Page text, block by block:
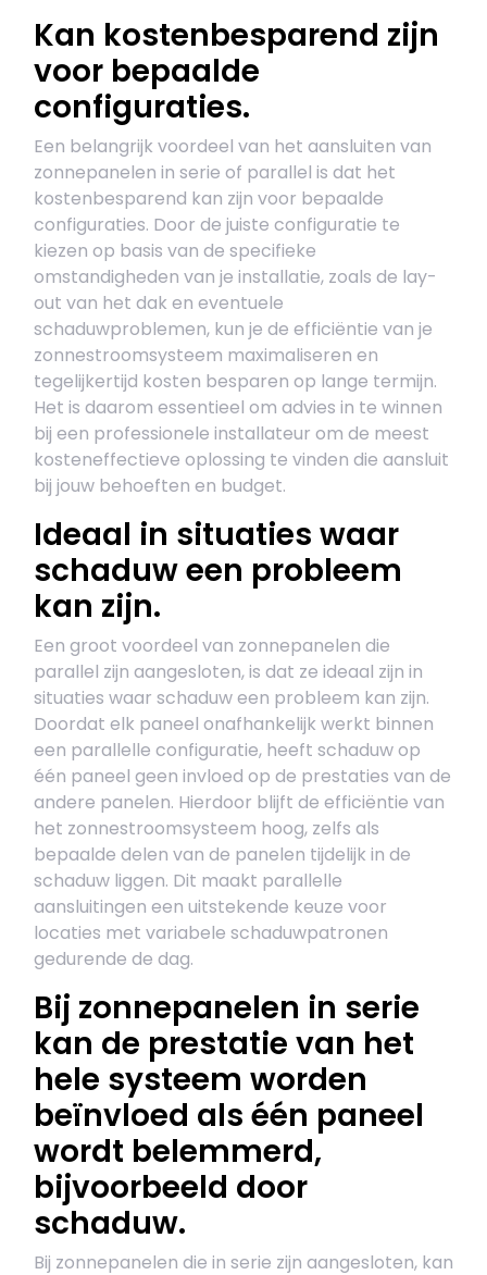
Kan kostenbesparend zijn
voor bepaalde
configuraties.
Een belangrijk voordeel van het aansluiten van
zonnepanelen in serie of parallel is dat het
kostenbesparend kan zijn voor bepaalde
configuraties. Door de juiste configuratie te
kiezen op basis van de specifieke
omstandigheden van je installatie, zoals de lay-
out van het dak en eventuele
schaduwproblemen, kun je de efficiëntie van je
zonnestroomsysteem maximaliseren en
tegelijkertijd kosten besparen op lange termijn.
Het is daarom essentieel om advies in te winnen
bij een professionele installateur om de meest
kosteneffectieve oplossing te vinden die aansluit
bij jouw behoeften en budget.
Ideaal in situaties waar
schaduw een probleem
kan zijn.
Een groot voordeel van zonnepanelen die
parallel zijn aangesloten, is dat ze ideaal zijn in
situaties waar schaduw een probleem kan zijn.
Doordat elk paneel onafhankelijk werkt binnen
een parallelle configuratie, heeft schaduw op
één paneel geen invloed op de prestaties van de
andere panelen. Hierdoor blijft de efficiëntie van
het zonnestroomsysteem hoog, zelfs als
bepaalde delen van de panelen tijdelijk in de
schaduw liggen. Dit maakt parallelle
aansluitingen een uitstekende keuze voor
locaties met variabele schaduwpatronen
gedurende de dag.
Bij zonnepanelen in serie
kan de prestatie van het
hele systeem worden
beïnvloed als één paneel
wordt belemmerd,
bijvoorbeeld door
schaduw.
Bij zonnepanelen die in serie zijn aangesloten, kan